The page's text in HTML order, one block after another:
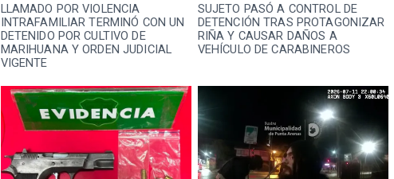
LLAMADO POR VIOLENCIA
INTRAFAMILIAR TERMINÓ CON UN
DETENIDO POR CULTIVO DE
MARIHUANA Y ORDEN JUDICIAL
VIGENTE
SUJETO PASÓ A CONTROL DE
DETENCIÓN TRAS PROTAGONIZAR
RIÑA Y CAUSAR DAÑOS A
VEHÍCULO DE CARABINEROS